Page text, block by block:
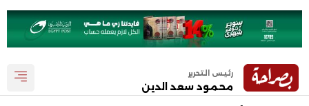
رئيس التحرير
محمود سعد الدين